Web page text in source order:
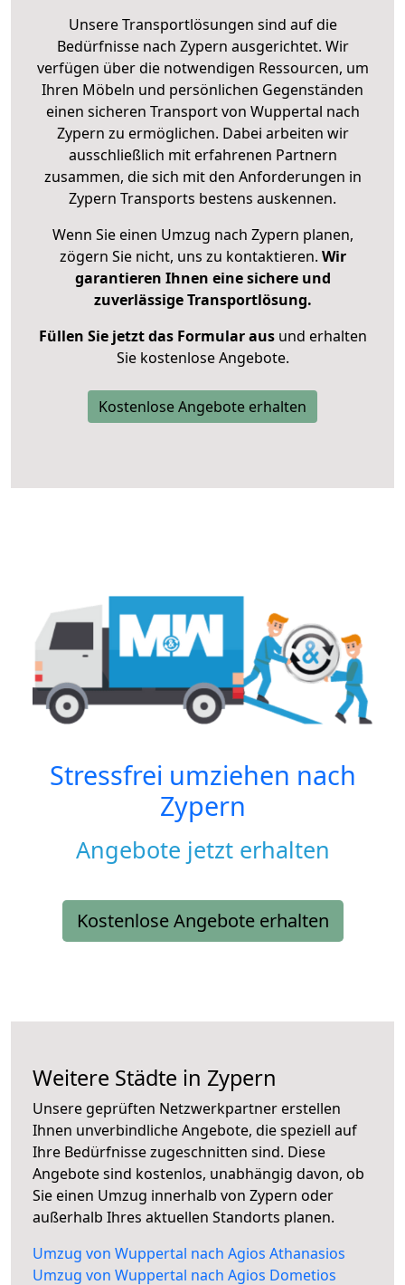
Unsere Transportlösungen sind auf die
Bedürfnisse nach Zypern ausgerichtet. Wir
verfügen über die notwendigen Ressourcen, um
Ihren Möbeln und persönlichen Gegenständen
einen sicheren Transport von Wuppertal nach
Zypern zu ermöglichen. Dabei arbeiten wir
ausschließlich mit erfahrenen Partnern
zusammen, die sich mit den Anforderungen in
Zypern Transports bestens auskennen.
Wenn Sie einen Umzug nach Zypern planen,
zögern Sie nicht, uns zu kontaktieren. Wir
garantieren Ihnen eine sichere und
zuverlässige Transportlösung.
Füllen Sie jetzt das Formular ausund erhalten
Sie kostenlose Angebote.
Kostenlose Angebote erhalten
Stressfrei umziehen nach
Zypern
Angebote jetzt erhalten
Kostenlose Angebote erhalten
Weitere Städte in Zypern
Unsere geprüften Netzwerkpartner erstellen
Ihnen unverbindliche Angebote, die speziell auf
Ihre Bedürfnisse zugeschnitten sind. Diese
Angebote sind kostenlos, unabhängig davon, ob
Sie einen Umzug innerhalb von Zypern oder
außerhalb Ihres aktuellen Standorts planen.
Umzug von Wuppertal nach Agios Athanasios
Umzug von Wuppertal nach Agios Dometios